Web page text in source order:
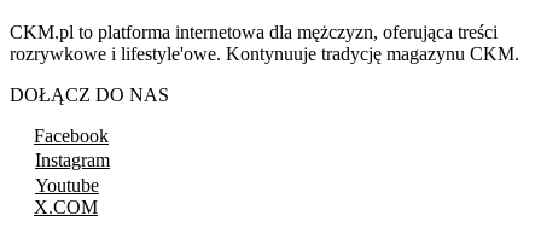
CKM.pl to platforma internetowa dla mężczyzn, oferująca treści
rozrywkowe i lifestyle'owe. Kontynuuje tradycję magazynu CKM.
DOŁĄCZ DO NAS
Facebook
Instagram
Youtube
X.COM